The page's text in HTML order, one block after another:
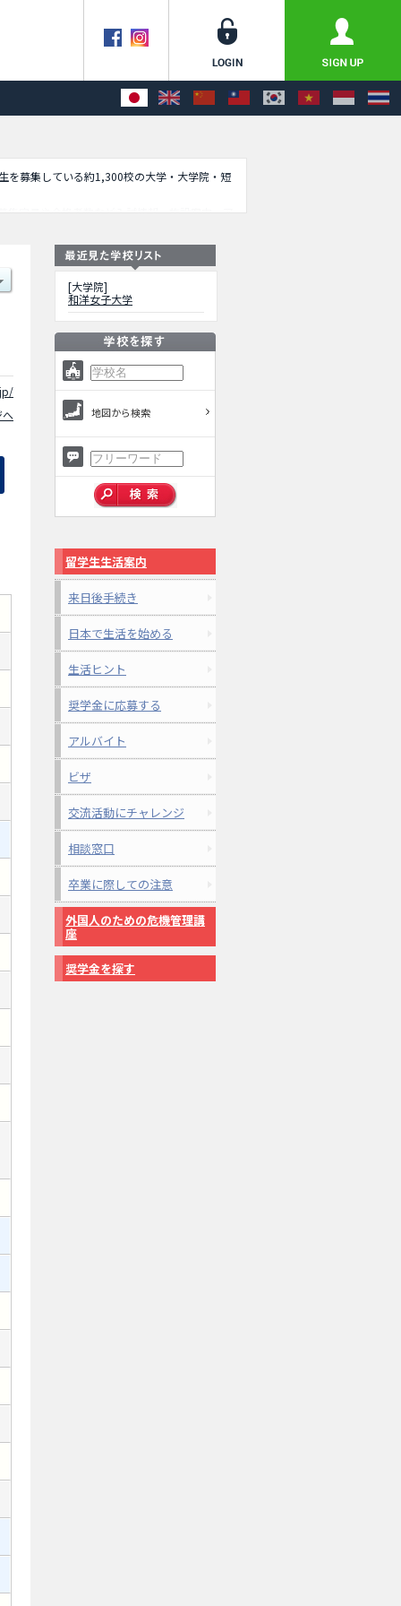
を募集している約1,300校の大学・大学院・短
集定員や合格者数など入試情報、施設案内、ア
へ
[大学院]
和洋女子大学
地図から検索
留学生生活案内
来日後手続き
日本で生活を始める
生活ヒント
奨学金に応募する
アルバイト
ビザ
交流活動にチャレンジ
相談窓口
卒業に際しての注意
外国人のための危機管理講
座
奨学金を探す